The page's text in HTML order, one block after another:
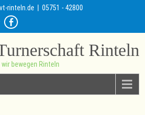
rinteln.de | 05751 - 42800
Rinteln
wir bewegen Rinteln